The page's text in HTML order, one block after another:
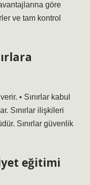
göre
ve tam kontrol
• Sınırlar kabul
Sınırlar ilişkileri
Sınırlar güvenlik
eğitimi